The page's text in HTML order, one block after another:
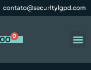
contato@securitylgpd.com
0